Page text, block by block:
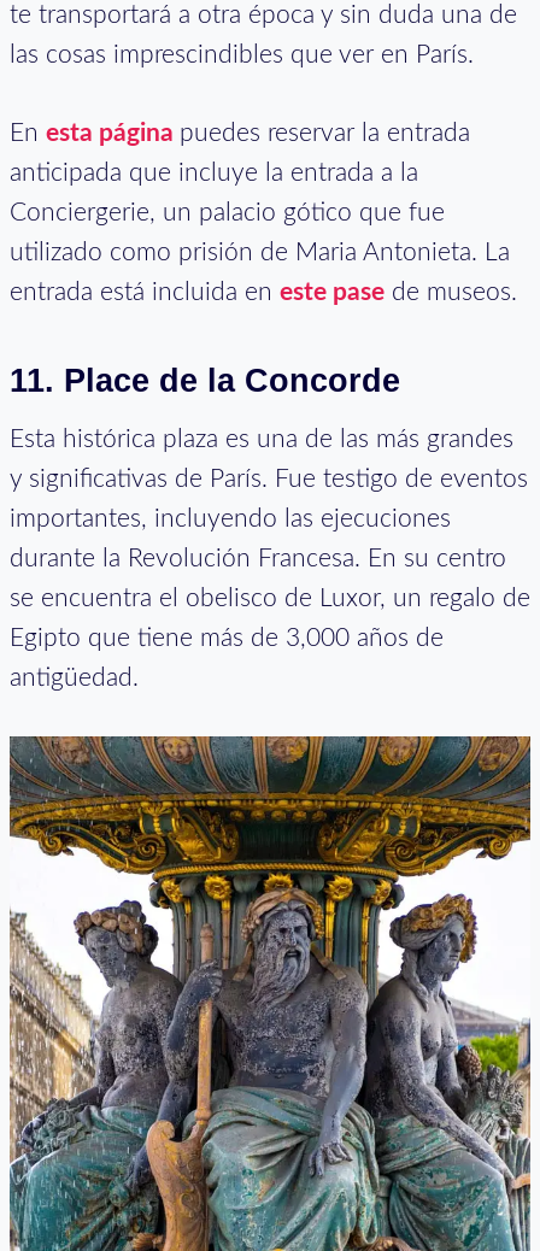
te transportará a otra época y sin duda una de
las cosas imprescindibles que ver en París.
En esta página puedes reservar la entrada
anticipada que incluye la entrada a la
Conciergerie, un palacio gótico que fue
utilizado como prisión de Maria Antonieta. La
entrada está incluida en este pase de museos.
11. Place de la Concorde
Esta histórica plaza es una de las más grandes
y significativas de París. Fue testigo de eventos
importantes, incluyendo las ejecuciones
durante la Revolución Francesa. En su centro
se encuentra el obelisco de Luxor, un regalo de
Egipto que tiene más de 3,000 años de
antigüedad.